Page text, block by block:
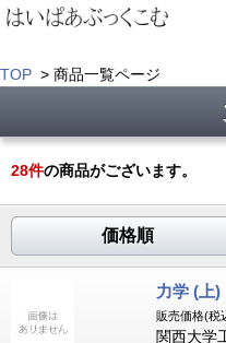
TOP > 商品一覧ページ
28件の商品がございます。
価格順
力学 (上)
販売価格(税
関西大学